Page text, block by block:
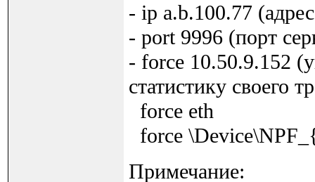
- ip a.b.100.77
- port 9996 (порт
- force 10.50.9.152
статистику своего
force eth
force
Примечание: